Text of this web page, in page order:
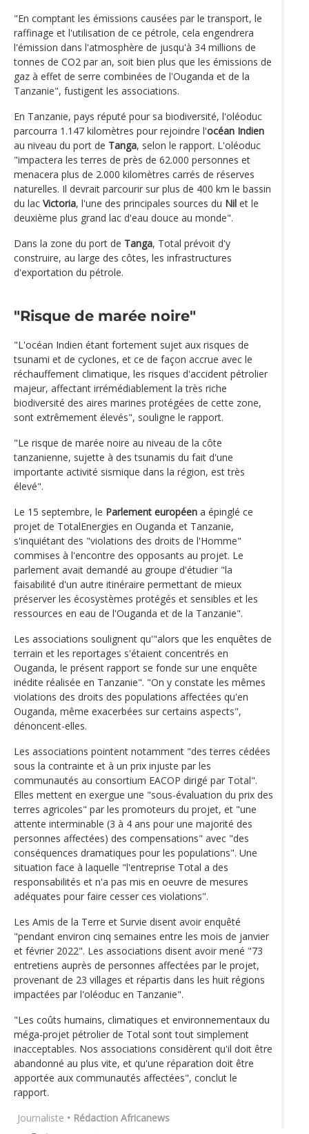
"En comptant les émissions causées par le transport, le
raffinage et l'utilisation de ce pétrole, cela engendrera
l'émission dans l'atmosphère de jusqu'à 34 millions de
tonnes de CO2 par an, soit bien plus que les émissions de
gaz à effet de serre combinées de l'Ouganda et de la
Tanzanie", fustigent les associations.
En Tanzanie, pays réputé pour sa biodiversité, l'oléoduc
parcourra 1.147 kilomètres pour rejoindre l'océan Indien
au niveau du port de Tanga, selon le rapport. L'oléoduc
"impactera les terres de près de 62.000 personnes et
menacera plus de 2.000 kilomètres carrés de réserves
naturelles. Il devrait parcourir sur plus de 400 km le bassin
du lac Victoria, l'une des principales sources du Nil et le
deuxième plus grand lac d'eau douce au monde".
Dans la zone du port de Tanga, Total prévoit d'y
construire, au large des côtes, les infrastructures
d'exportation du pétrole.
"Risque de marée noire"
"L'océan Indien étant fortement sujet aux risques de
tsunami et de cyclones, et ce de façon accrue avec le
réchauffement climatique, les risques d'accident pétrolier
majeur, affectant irrémédiablement la très riche
biodiversité des aires marines protégées de cette zone,
sont extrêmement élevés", souligne le rapport.
"Le risque de marée noire au niveau de la côte
tanzanienne, sujette à des tsunamis du fait d'une
importante activité sismique dans la région, est très
élevé".
Le 15 septembre, le Parlement européen a épinglé ce
projet de TotalEnergies en Ouganda et Tanzanie,
s'inquiétant des "violations des droits de l'Homme"
commises à l'encontre des opposants au projet. Le
parlement avait demandé au groupe d'étudier "la
faisabilité d'un autre itinéraire permettant de mieux
préserver les écosystèmes protégés et sensibles et les
ressources en eau de l'Ouganda et de la Tanzanie".
Les associations soulignent qu'"alors que les enquêtes de
terrain et les reportages s'étaient concentrés en
Ouganda, le présent rapport se fonde sur une enquête
inédite réalisée en Tanzanie". "On y constate les mêmes
violations des droits des populations affectées qu'en
Ouganda, même exacerbées sur certains aspects",
dénoncent-elles.
Les associations pointent notamment "des terres cédées
sous la contrainte et à un prix injuste par les
communautés au consortium EACOP dirigé par Total".
Elles mettent en exergue une "sous-évaluation du prix des
terres agricoles" par les promoteurs du projet, et "une
attente interminable (3 à 4 ans pour une majorité des
personnes affectées) des compensations" avec "des
conséquences dramatiques pour les populations". Une
situation face à laquelle "l'entreprise Total a des
responsabilités et n'a pas mis en oeuvre de mesures
adéquates pour faire cesser ces violations".
Les Amis de la Terre et Survie disent avoir enquêté
"pendant environ cinq semaines entre les mois de janvier
et février 2022". Les associations disent avoir mené "73
entretiens auprès de personnes affectées par le projet,
provenant de 23 villages et répartis dans les huit régions
impactées par l'oléoduc en Tanzanie".
"Les coûts humains, climatiques et environnementaux du
méga-projet pétrolier de Total sont tout simplement
inacceptables. Nos associations considèrent qu'il doit être
abandonné au plus vite, et qu'une réparation doit être
apportée aux communautés affectées", conclut le
rapport.
Journaliste • Rédaction Africanews